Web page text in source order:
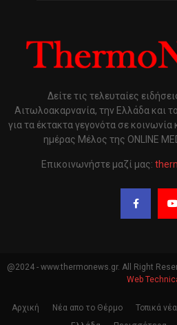
Δείτε τις τελευταίες
Αιτωλοακαρνανία, την Ελλάδα και
για τα έκτακτα γεγονότα σε κοινωνία
ημέρας Μέλος της ONLINE
Επικοινωνήστε μαζί μας:
@2024 - www.thermonews.gr. All Right
Web
Αρχική Νέα απο το Θέρμο Τοπικά νέα